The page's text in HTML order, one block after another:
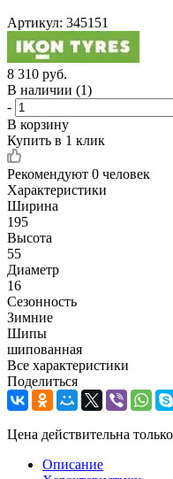
Артикул: 345151
8 310 руб.
В наличии (1)
-
В корзину
Купить в 1 клик
Рекомендуют 0 человек
Характеристики
Ширина
195
Высота
55
Диаметр
16
Сезонность
Зимние
Шипы
шипованная
Все характеристики
Поделиться
Цена действительна
Описание